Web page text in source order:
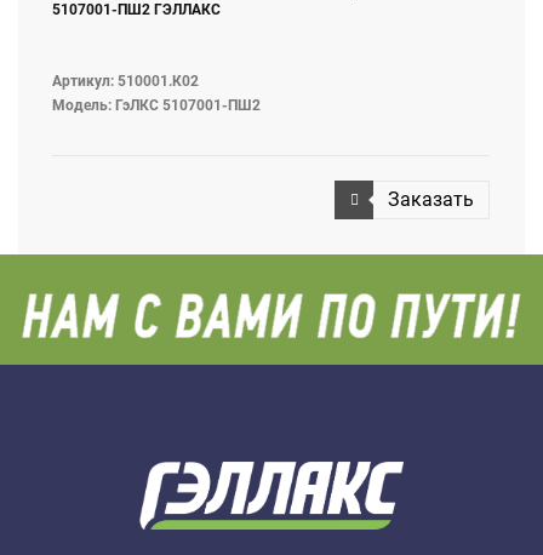
5107001-ПШ2 ГЭЛЛАКС
Артикул: 510001.К02
Модель: ГэЛКС 5107001-ПШ2
Заказать